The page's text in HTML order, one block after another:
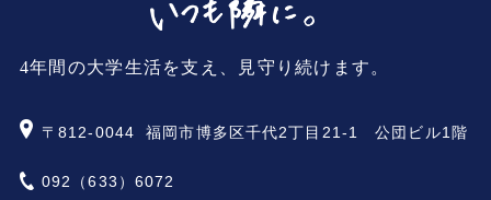
4年間の大学生活を支え、見守り続けます。
〒812-0044 福岡市博多区千代2丁目21-1 公団ビル1階
092（633）6072